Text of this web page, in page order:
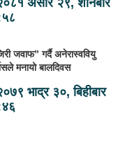
असार २९, शनिबार
जवाफ” गर्दै अनेरास्ववियु
मनायो बालदिवस
भाद्र ३०, बिहीबार